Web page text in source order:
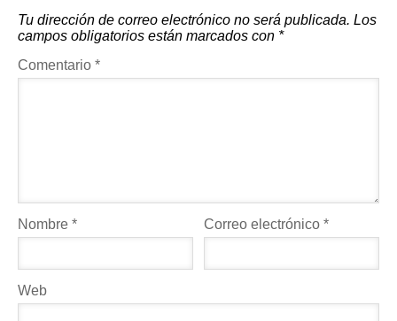
Tu dirección de correo electrónico no será publicada. Los
campos obligatorios están marcados con *
Comentario *
Nombre * Correo electrónico*
Web